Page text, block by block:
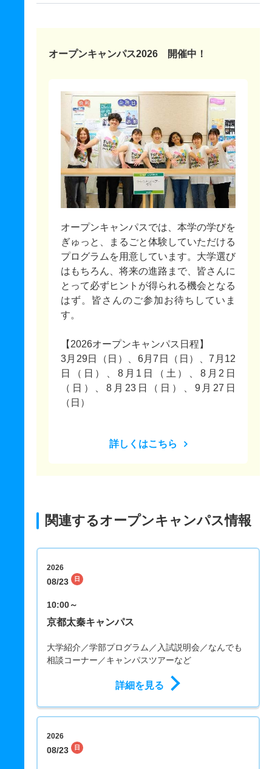
オープンキャンパス2026 開催中！
オープンキャンパスでは、本学の学びを
ぎゅっと、まるごと体験していただける
プログラムを用意しています。大学選び
はもちろん、将来の進路まで、皆さんに
とって必ずヒントが得られる機会となる
はず。皆さんのご参加お待ちしていま
す。
【2026オープンキャンパス日程】
3月29日（日）、6月7日（日）、7月12
日（日）、8月1日（土）、8月2日
（日）、8月23日（日）、9月27日
（日）
詳しくはこちら
関連するオープンキャンパス情報
2026
08/23 日
10:00～
京都太秦キャンパス
大学紹介／学部プログラム／入試説明会／なんでも
相談コーナー／キャンパスツアーなど
詳細を見る
2026
08/23 日